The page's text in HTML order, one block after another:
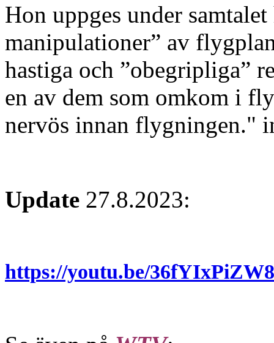
Hon uppges under
manipulationer” av
hastiga och ”obegripliga”
en av dem som omkom i
nervös innan flygningen."
Update 27.8.2023:
https://youtu.be/